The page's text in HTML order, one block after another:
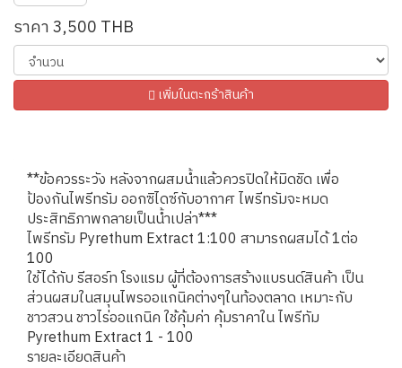
ราคา 3,500 THB
เพิ่มในตะกร้าสินค้า
**ข้อควรระวัง หลังจากผสมน้ำแล้วควรปิดให้มิดชิด เพื่อ
ป้องกันไพรีทรัม ออกซิไดซ์กับอากาศ ไพรีทรัมจะหมด
ประสิทธิภาพ​กลายเป็นน้ำเปล่า***
ไพรีทรัม Pyrethum Extract 1:100 สามารถผสมได้ 1ต่อ
100
ใช้ได้กับ รีสอร์ท โรงแรม ผู้ที่ต้องการสร้างแบรนด์สินค้า เป็น
ส่วนผสมในสมุนไพรออแกนิคต่างๆในท้องตลาด เหมาะกับ
ชาวสวน ชาวไร่ออแกนิค ใช้คุ้มค่า คุ้มราคาใน ไพรีทัม
Pyrethum Extract 1 - 100
รายละเอียดสินค้า